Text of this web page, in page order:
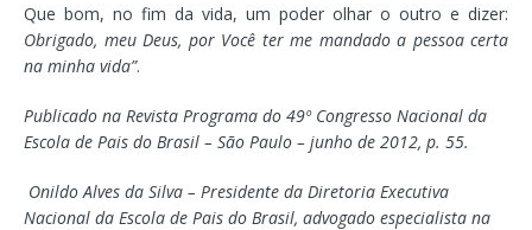
Que bom, no fim da vida, um poder olhar o outro e dizer:
Obrigado, meu Deus, por Você ter me mandado a pessoa certa
na minha vida”.
Publicado na Revista Programa do 49º Congresso Nacional da
Escola de Pais do Brasil – São Paulo – junho de 2012, p. 55.
Onildo Alves da Silva – Presidente da Diretoria Executiva
Nacional da Escola de Pais do Brasil, advogado especialista na